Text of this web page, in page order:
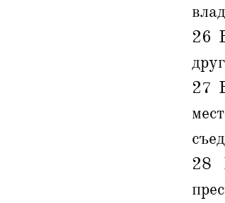
26
27
28